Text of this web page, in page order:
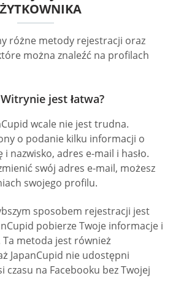
różne metody rejestracji oraz
można znaleźć na profilach
jest łatwa?
wcale nie jest trudna.
o podanie kilku informacji o
nazwisko, adres e-mail i hasło.
swój adres e-mail, możesz
swojego profilu.
sposobem rejestracji jest
pobierze Twoje informacje i
Ta metoda jest również
JapanCupid nie udostępni
czasu na Facebooku bez Twojej